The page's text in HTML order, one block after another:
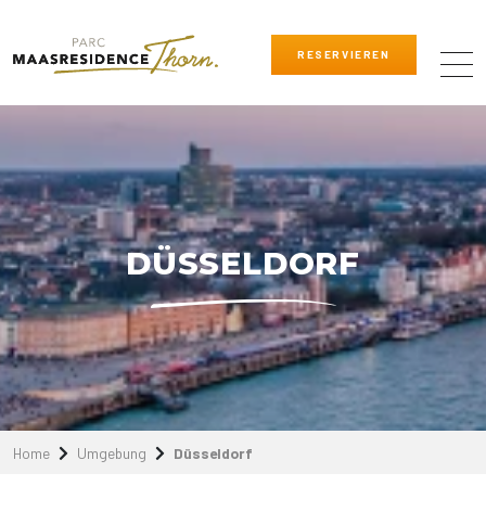
RESERVIEREN
DÜSSELDORF
Home Umgebung Düsseldorf